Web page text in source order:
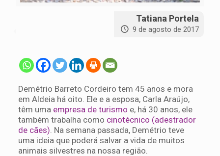
Tatiana Portela
9 de agosto de 2017
Demétrio Barreto Cordeiro tem 45 anos e mora
em Aldeia há oito. Ele e a esposa, Carla Araújo,
têm uma empresa de turismo e, há 30 anos, ele
também trabalha como cinotécnico (adestrador
de cães) . Na semana passada, Demétrio teve
uma ideia que poderá salvar a vida de muitos
animais silvestres na nossa região.